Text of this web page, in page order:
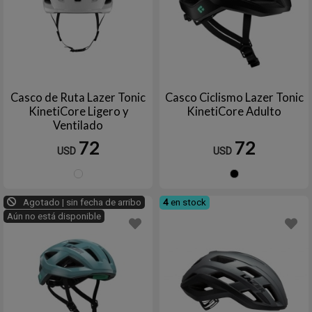
Casco de Ruta Lazer Tonic
KinetiCore Ligero y
Ventilado
USD 72
Casco Ciclismo Lazer Tonic
KinetiCore Adulto
USD 72
Agotado | sin fecha de arribo
Aún no está disponible
4 en stock